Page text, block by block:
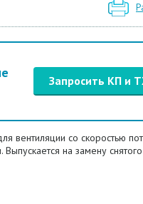
Запросить КП и
вентиляции со скоростью
Выпускается на замену